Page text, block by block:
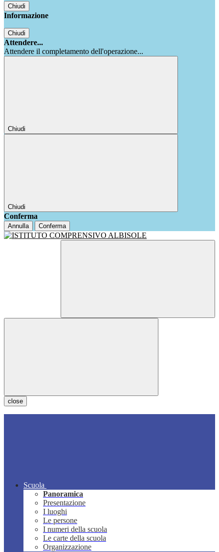
Chiudi
Informazione
Chiudi
Attendere...
Attendere il completamento dell'operazione...
Chiudi
Chiudi
Conferma
Annulla Conferma
close
Scuola
Panoramica
Presentazione
I luoghi
Le persone
I numeri della scuola
Le carte della scuola
Organizzazione